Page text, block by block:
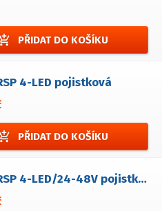
PŘIDAT DO KOŠÍKU
4-LED pojistková
PŘIDAT DO KOŠÍKU
svorka RSP 4-LED/24-48V pojistková